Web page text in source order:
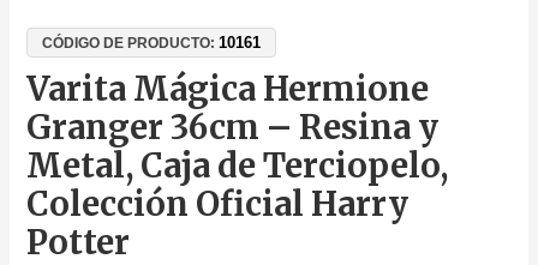
CÓDIGO DE PRODUCTO:10161
Varita Mágica Hermione
Granger 36cm – Resina y
Metal, Caja de Terciopelo,
Colección Oficial Harry
Potter